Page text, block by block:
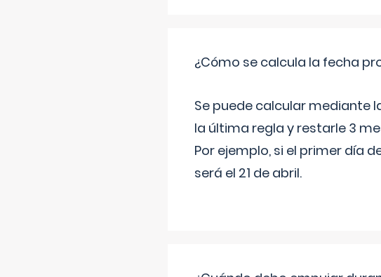
¿Cómo se calcula la fecha
Se puede calcular mediante
la última regla y restarle 3
Por ejemplo, si el primer día
será el 21 de abril.